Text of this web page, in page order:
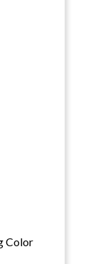
Color